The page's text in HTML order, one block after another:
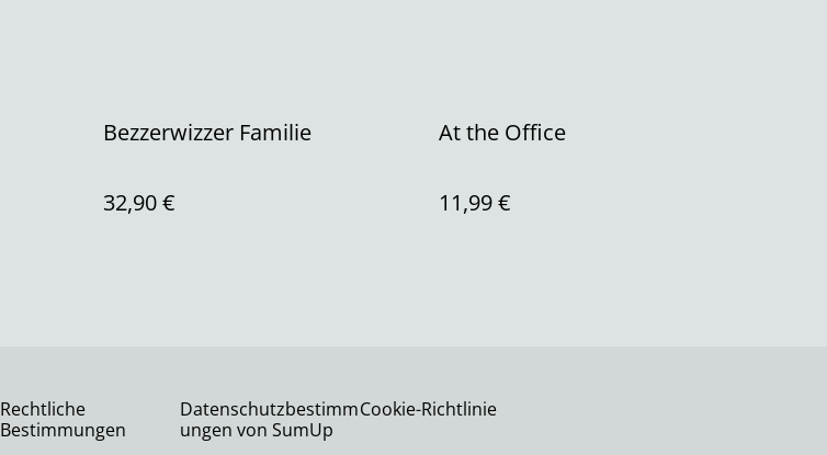
Bezzerwizzer Familie
32,90 €
At the Office
11,99 €
Rechtliche
Bestimmungen
Datenschutzbestimm
ungen von SumUp
Cookie-Richtlinie